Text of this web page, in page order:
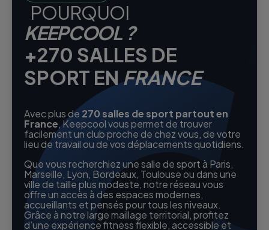
POURQUOI
KEEPCOOL ?
+270 SALLES DE
SPORT ENFRANCE
Avec plus de 270 salles de sport partout en
France, Keepcool vous permet de trouver
facilement un club proche de chez vous, de votre
lieu de travail ou de vos déplacements quotidiens.
Que vous recherchiez une salle de sport à Paris,
Marseille, Lyon, Bordeaux, Toulouse ou dans une
ville de taille plus modeste, notre réseau vous
offre un accès à des espaces modernes,
accueillants et pensés pour tous les niveaux.
Grâce à notre large maillage territorial, profitez
d’une expérience fitness flexible, accessible et